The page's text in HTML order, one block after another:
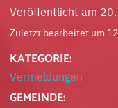
Veröffentlicht am
Zuletzt bearbeitet um
KATEGORIE:
Vermeldungen
GEMEINDE: